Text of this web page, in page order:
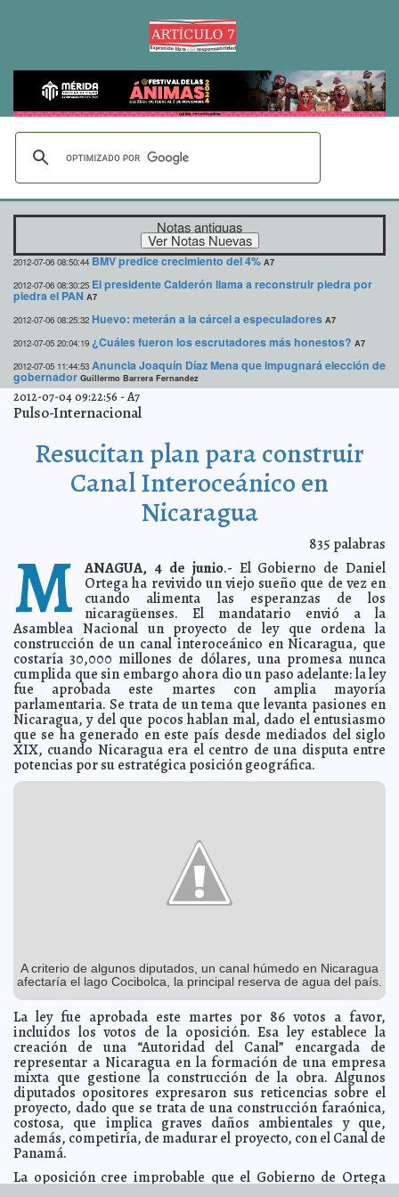
Notas antiguas
2012-07-06 08:50:44 BMV predice crecimiento del 4% A7
2012-07-06 08:30:25 El presidente Calderón llama a reconstruir piedra por
piedra el PAN A7
2012-07-06 08:25:32 Huevo: meterán a la cárcel a especuladores A7
2012-07-05 20:04:19 ¿Cuáles fueron los escrutadores más honestos? A7
2012-07-05 11:44:53 Anuncia Joaquín Díaz Mena que impugnará elección de
gobernador Guillermo Barrera Fernandez
2012-07-05 11:30:20 Da lástima la ignorancia reflejada en 2012
Fortuny Loret de Mola
2012-07-05 09:27:25 Frontiel gana terreno en la música urbana Guillermo
Barrera Fernandez
2012-07-05 09:23:35 Aumenta subsidio a beneficiarios de estancias
Guillermo Barrera Fernandez
Estamos listos para trabajar en beneficio de los
2012-07-05 08:40:05 El bosón de Higgs demuestra que la nada no existe A7
2012-07-05 08:38:20 'Somos una nación de inmigrantes': Obama A7
2012-07-05 08:36:33 Hijo de Carolina de Mónaco se casará con una
millonaria colombiana A7
2012-07-05 08:30:38 Peña Nieto, sin plan coherente contra el narco A7
2012-07-05 08:28:57 Cómo vive el alzhéimer Pasqual Maragall A7
2012-07-05 08:26:32 Calderón y liderazgos del PAN reconocen esfuerzo de
Josefina A7
2012-07-05 08:24:34 Créditos para casa habitación aumentaron 24% A7
2012-07-05 08:16:27 Cierre de la administración de Calderón será ejemplar
A7
2012-07-05 08:14:04 Bicicleta, el transporte más rápido en la Ciudad de
Afgano decapita a su mujer y a sus dos hijos
Lois Izquierdo
Otra vez: “Voto x voto, casilla por casilla”.
productos avícolas libres de influenza A7
2012-07-04 11:35:59 El PRI en el Congreso transgrede tiempos para
nombrar consejeros del Ipepac
2012-07-04 11:35:28 Grave error de encuestadoras en elección México 2012
Franz de J. Fortuny Loret de Mola
2012-07-04 11:34:09 Elvis Martínez intensifica la promoción de su nuevo
disco Guillermo Barrera Fernandez
2012-07-04 11:26:24 Los puestos pasan, las amistades perduran: Nerio
Torres Arcila Guillermo Barrera Fernandez
2012-07-04 11:22:10 Alerta SEDESOL delegaciones para evitar daños a la
población Guillermo Barrera Fernandez
Drogras virtuales, en ascenso Lois Izquierdo
2012-07-04 09:22:56 -A7
Pulso-Internacional
Resucitan plan para construir
Canal Interoceánico en
Nicaragua
835 palabras
M ANAGUA, 4 de junio.- El Gobierno de Daniel
Ortega ha revivido un viejo sueño que de vez en
cuando alimenta las esperanzas de los
nicaragüenses. El mandatario envió a la
Asamblea Nacional un proyecto de ley que ordena la
construcción de un canal interoceánico en Nicaragua, que
costaría 30,000 millones de dólares, una promesa nunca
cumplida que sin embargo ahora dio un paso adelante: la ley
fue aprobada este martes con amplia mayoría
parlamentaria. Se trata de un tema que levanta pasiones en
Nicaragua, y del que pocos hablan mal, dado el entusiasmo
que se ha generado en este país desde mediados del siglo
XIX, cuando Nicaragua era el centro de una disputa entre
potencias por su estratégica posición geográfica.
A criterio de algunos diputados, un canal húmedo en Nicaragua
afectaría el lago Cocibolca, la principal reserva de agua del país.
La ley fue aprobada este martes por 86 votos a favor,
incluidos los votos de la oposición. Esa ley establece la
creación de una “Autoridad del Canal” encargada de
representar a Nicaragua en la formación de una empresa
mixta que gestione la construcción de la obra. Algunos
diputados opositores expresaron sus reticencias sobre el
proyecto, dado que se trata de una construcción faraónica,
costosa, que implica graves daños ambientales y que,
además, competiría, de madurar el proyecto, con el Canal de
Panamá.
La oposición cree improbable que el Gobierno de Ortega